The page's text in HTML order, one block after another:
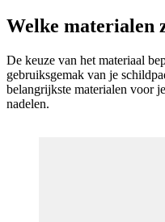
Welke materialen
De keuze van het materiaal
gebruiksgemak van je
belangrijkste materialen voor
nadelen.